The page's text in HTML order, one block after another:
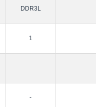
DDR3L
1
-